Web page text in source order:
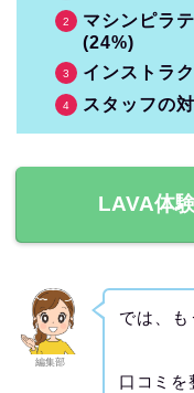
マシンピラ
(24%)
インストラ
スタッフの
LAVA体
編集部
では、も
口コミを